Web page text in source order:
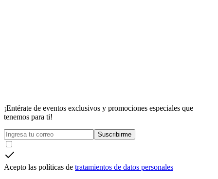
¡Entérate de eventos exclusivos y promociones especiales que
tenemos para ti!
Suscribirme
Acepto las políticas de tratamientos de datos personales